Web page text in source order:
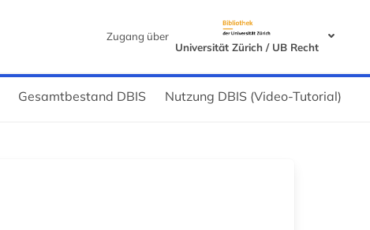
Zugang über
Universität Zürich / UB Recht
Gesamtbestand DBIS Nutzung DBIS (Video-Tutorial)